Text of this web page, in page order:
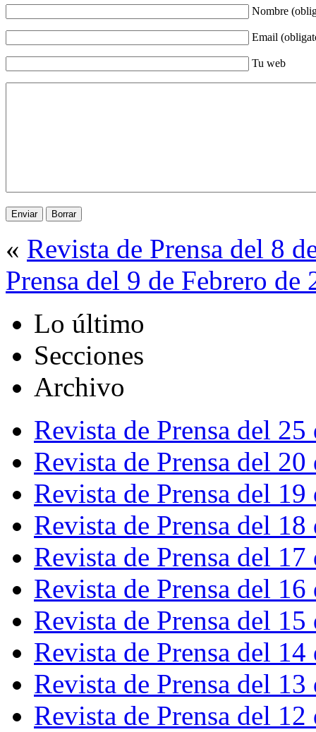
Nombre
Email
Tu web
« Revista de Prensa del 8
Prensa del 9 de Febrero de
Lo último
Secciones
Archivo
Revista de Prensa del
Revista de Prensa del
Revista de Prensa del
Revista de Prensa del
Revista de Prensa del
Revista de Prensa del
Revista de Prensa del
Revista de Prensa del
Revista de Prensa del
Revista de Prensa del